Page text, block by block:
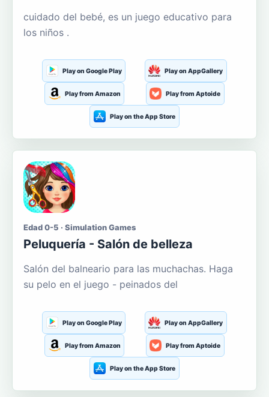
cuidado del bebé, es un juego educativo para
los niños .
Play on Google Play Play on AppGallery
Play from Amazon Play from Aptoide
Play on the App Store
Edad 0-5 · Simulation Games
Peluquería - Salón de belleza
Salón del balneario para las muchachas. Haga
su pelo en el juego - peinados del
Play on Google Play Play on AppGallery
Play from Amazon Play from Aptoide
Play on the App Store